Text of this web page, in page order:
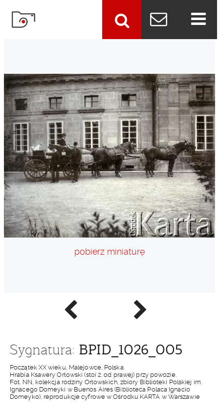
Poprzednie
zdjęcie
Następne
zdjęcie
pobierz miniaturę
Sygnatura: BPID_1026_005
Początek XX wieku, Malejowce, Polska.
Hrabia Ksawery Orłowski (stoi 2. od prawej) przy powozie.
Fot. NN, kolekcja rodziny Orłowskich, zbiory Biblioteki Polskiej im.
Ignacego Domeyki w Buenos Aires (Biblioteca Polaca Ignacio
Domeyko), reprodukcje cyfrowe w Ośrodku KARTA w Warszawie